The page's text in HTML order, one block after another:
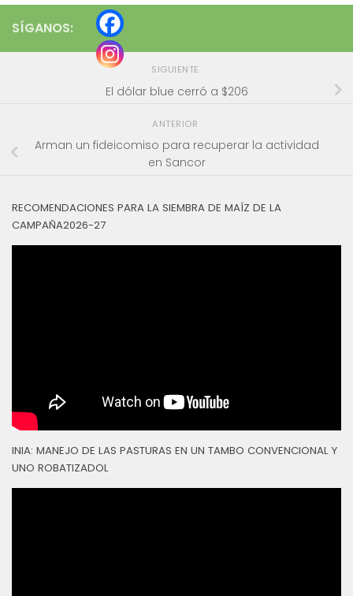
SÍGANOS:
SIGUIENTE
El dólar blue cerró a $206
ANTERIOR
Arman un fideicomiso para recuperar la actividad
en Sancor
RECOMENDACIONES PARA LA SIEMBRA DE MAÍZ DE LA
CAMPAÑA2026-27
INIA: MANEJO DE LAS PASTURAS EN UN TAMBO CONVENCIONAL Y
UNO ROBATIZADOL